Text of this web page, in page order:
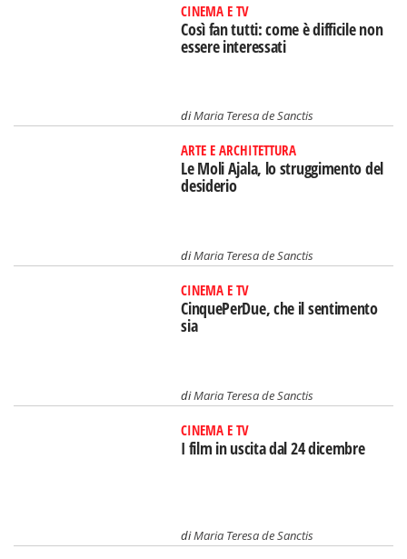
CINEMA E TV
Così fan tutti: come è difficile non
essere interessati
diMaria Teresa de Sanctis
ARTE E ARCHITETTURA
Le Moli Ajala, lo struggimento del
desiderio
diMaria Teresa de Sanctis
CINEMA E TV
CinquePerDue, che il sentimento
sia
diMaria Teresa de Sanctis
CINEMA E TV
I film in uscita dal 24 dicembre
diMaria Teresa de Sanctis